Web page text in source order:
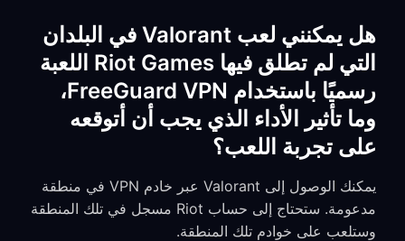
هل يمكنني لعب Valorant في البلدان
التي لم تطلق فيها Riot Games اللعبة
رسميًا باستخدام FreeGuard VPN،
وما تأثير الأداء الذي يجب أن أتوقعه
على تجربة اللعب؟
يمكنك الوصول إلى Valorant عبر خادم VPN في منطقة
مدعومة. ستحتاج إلى حساب Riot مسجل في تلك المنطقة
وستلعب على خوادم تلك المنطقة.